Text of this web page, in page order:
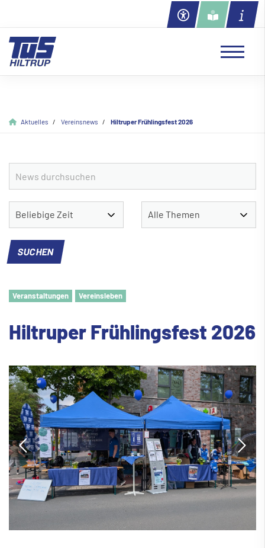
Aktuelles Vereinsnews Hiltruper Frühlingsfest 2026
Veranstaltungen Vereinsleben
Hiltruper Frühlingsfest 2026